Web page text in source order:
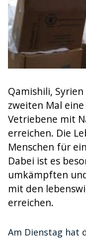
Qamishili,
zweiten Mal
Vetriebene mit
erreichen. Die
Menschen für
Dabei ist es
umkämpften
mit den
erreichen.
Am Dienstag hat